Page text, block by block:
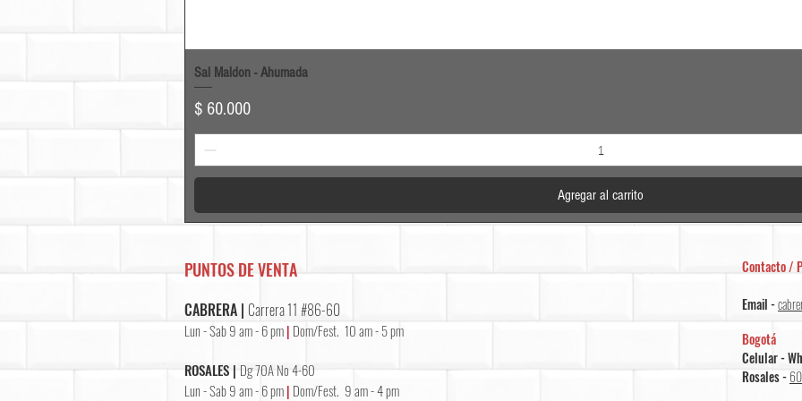
Sal Maldon - Ahumada
Precio
$ 60.000
Agregar al carrito
PUNTOS DE VENTA
CABRERA | Carrera 11 #86-60
Lun - Sab 9 am - 6 pm| Dom/Fest. 10 am - 5 pm
ROSALES | Dg 70A No 4-60
Lun - Sab 9 am - 6 pm| Dom/Fest. 9 am - 4 pm
Contacto /
Email -
Bogotá
Celular -
Rosales -